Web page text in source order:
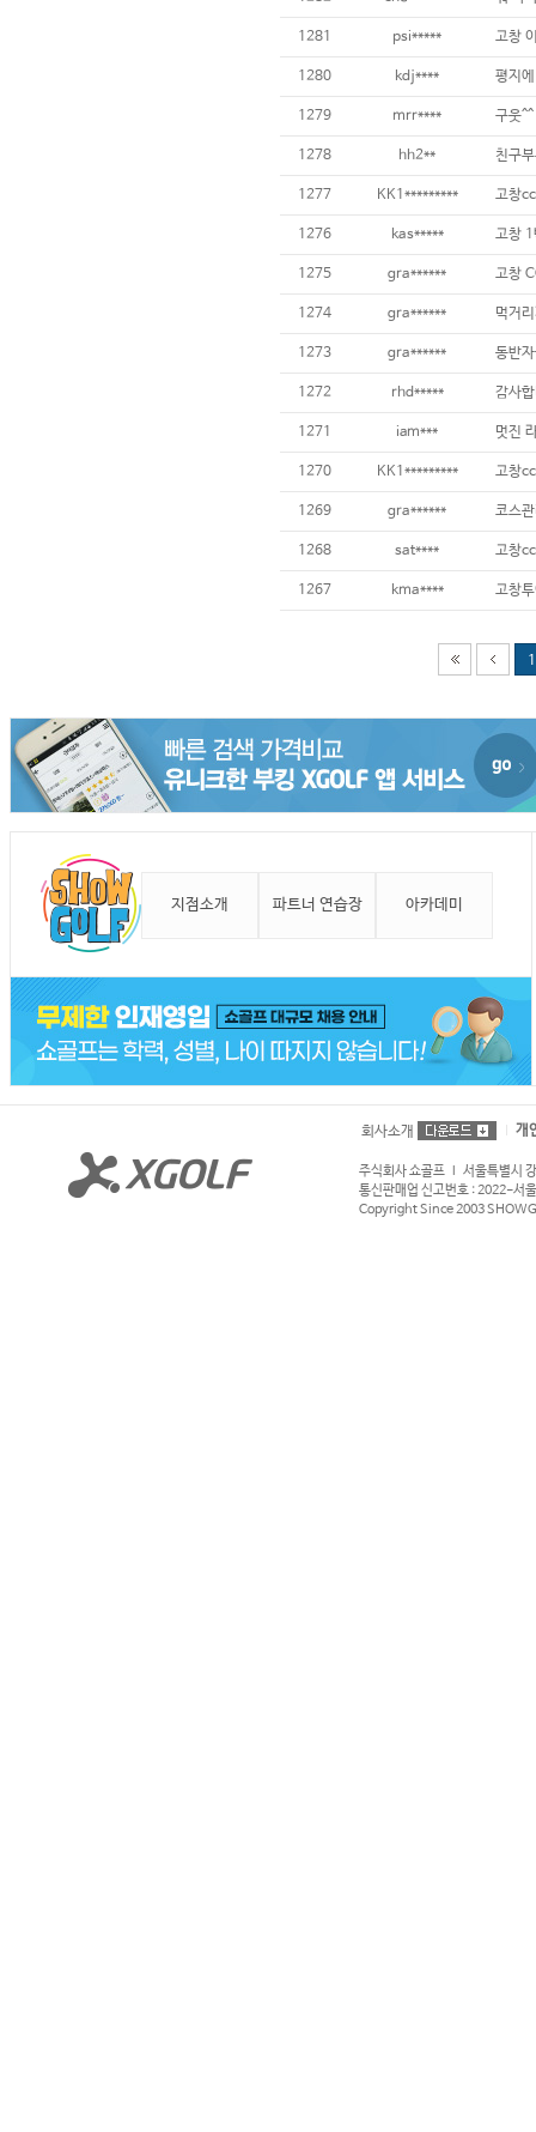
1281 psi***** 고창
1280 kdj****
1279 mrr**** 구웃^^
1278 hh2** 친구
1277 KK1********* 고창
1276 kas***** 고창
1275 gra****** 고창
1274 gra******
1273 gra****** 동반
1272 rhd***** 감사
1271 iam*** 멋진
1270 KK1********* 고창
1269 gra******
1268 sat**** 고창
1267 kma**** 고창
1
지점소개 파트너 연습장 아카데미
회사소개 개
주식회사 쇼골프 l 서울특별시
통신판매업 신고번호 : 2022-
Copyright Since 2003